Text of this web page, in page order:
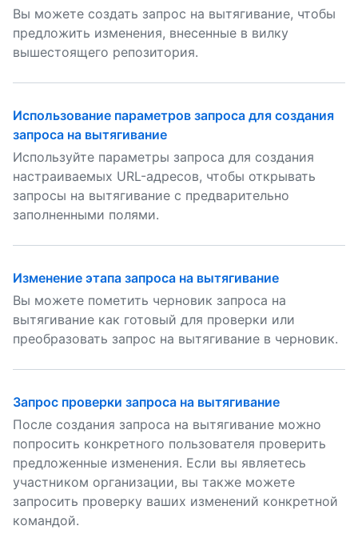
Вы можете создать запрос на вытягивание, чтобы
предложить изменения, внесенные в вилку
вышестоящего репозитория.
Использование параметров запроса для создания
запроса на вытягивание
Используйте параметры запроса для создания
настраиваемых URL-адресов, чтобы открывать
запросы на вытягивание с предварительно
заполненными полями.
Изменение этапа запроса на вытягивание
Вы можете пометить черновик запроса на
вытягивание как готовый для проверки или
преобразовать запрос на вытягивание в черновик.
Запрос проверки запроса на вытягивание
После создания запроса на вытягивание можно
попросить конкретного пользователя проверить
предложенные изменения. Если вы являетесь
участником организации, вы также можете
запросить проверку ваших изменений конкретной
командой.